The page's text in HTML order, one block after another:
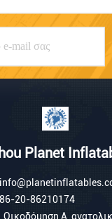
Planet
86-20-86210174
Οικοδόμηση Α,